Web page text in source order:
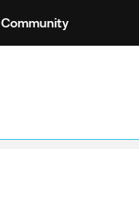
Community